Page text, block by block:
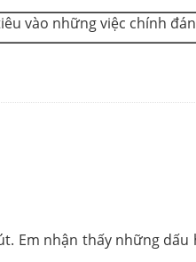
vào những việc chính
Em nhận thấy những